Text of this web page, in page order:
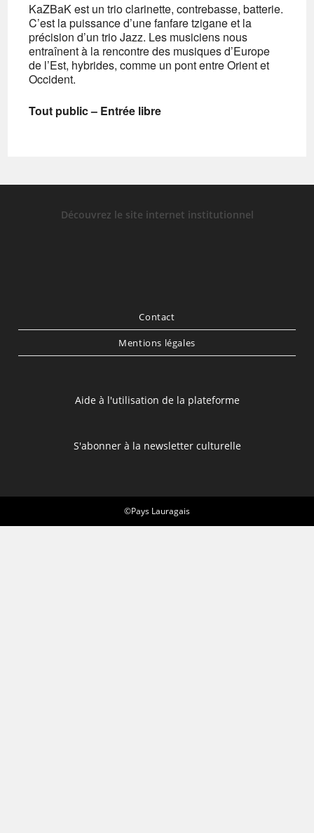
KaZBaK est un trio clarinette, contrebasse, batterie.
C’est la puissance d’une fanfare tzigane et la
précision d’un trio Jazz. Les musiciens nous
entraînent à la rencontre des musiques d’Europe
de l’Est, hybrides, comme un pont entre Orient et
Occident.
Tout public – Entrée libre
Découvrez le site internet institutionnel
Contact
Mentions légales
Aide à l'utilisation de la plateforme
S'abonner à la newsletter culturelle
©Pays Lauragais